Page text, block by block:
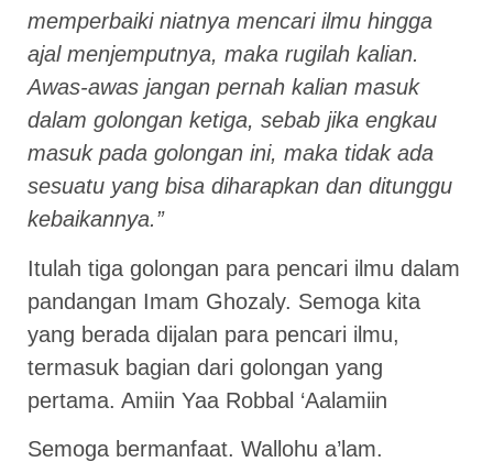
memperbaiki niatnya mencari ilmu hingga
ajal menjemputnya, maka rugilah kalian.
Awas-awas jangan pernah kalian masuk
dalam golongan ketiga, sebab jika engkau
masuk pada golongan ini, maka tidak ada
sesuatu yang bisa diharapkan dan ditunggu
kebaikannya.”
Itulah tiga golongan para pencari ilmu dalam
pandangan Imam Ghozaly. Semoga kita
yang berada dijalan para pencari ilmu,
termasuk bagian dari golongan yang
pertama. Amiin Yaa Robbal ‘Aalamiin
Semoga bermanfaat. Wallohu a’lam.